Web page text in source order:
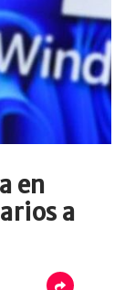
en
a